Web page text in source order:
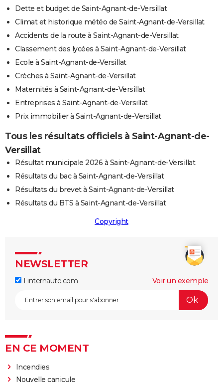
Dette et budget de Saint-Agnant-de-Versillat
Climat et historique météo de Saint-Agnant-de-Versillat
Accidents de la route à Saint-Agnant-de-Versillat
Classement des lycées à Saint-Agnant-de-Versillat
Ecole à Saint-Agnant-de-Versillat
Crèches à Saint-Agnant-de-Versillat
Maternités à Saint-Agnant-de-Versillat
Entreprises à Saint-Agnant-de-Versillat
Prix immobilier à Saint-Agnant-de-Versillat
Tous les résultats officiels à Saint-Agnant-de-
Versillat
Résultat municipale 2026 à Saint-Agnant-de-Versillat
Résultats du bac à Saint-Agnant-de-Versillat
Résultats du brevet à Saint-Agnant-de-Versillat
Résultats du BTS à Saint-Agnant-de-Versillat
Copyright
NEWSLETTER
Linternaute.com Voir un exemple
EN CE MOMENT
Incendies
Nouvelle canicule